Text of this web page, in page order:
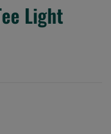
Light